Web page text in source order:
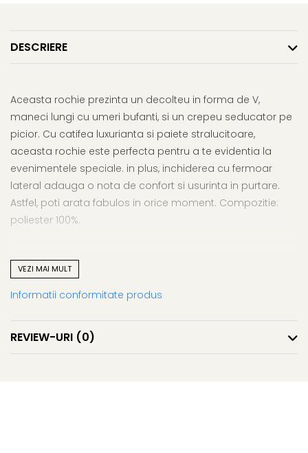
DESCRIERE
Aceasta rochie prezinta un decolteu in forma de V,
maneci lungi cu umeri bufanti, si un crepeu seducator pe
picior. Cu catifea luxurianta si paiete stralucitoare,
aceasta rochie este perfecta pentru a te evidentia la
evenimentele speciale. in plus, inchiderea cu fermoar
lateral adauga o nota de confort si usurinta in purtare.
Astfel, poti arata fabulos in orice moment. Compozitie:
poliester 100%.
Marimi: 36(S), 38(M), 40(L), 42(XL), 44(2XL), 46(3XL), 48(4XL)
7 pe serie
Productie proprie
VEZI MAI MULT
Informatii conformitate produs
REVIEW-URI (0)